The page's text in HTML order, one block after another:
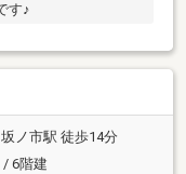
す♪
ノ市駅 徒歩14分
/ 6階建